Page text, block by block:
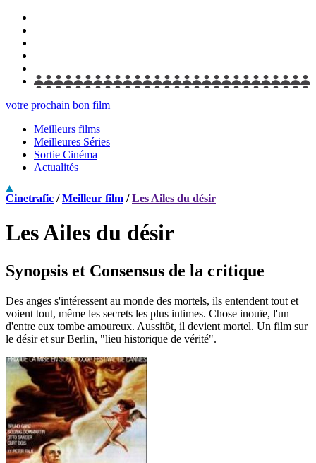
votre prochain bon film
Meilleurs films
Meilleures Séries
Sortie Cinéma
Actualités
Cinetrafic /Meilleur film /Les Ailes du désir
Les Ailes du désir
Synopsis et Consensus de la critique
Des anges s'intéressent au monde des mortels, ils entendent tout et
voient tout, même les secrets les plus intimes. Chose inouïe, l'un
d'entre eux tombe amoureux. Aussitôt, il devient mortel. Un film sur
le désir et sur Berlin, "lieu historique de vérité".